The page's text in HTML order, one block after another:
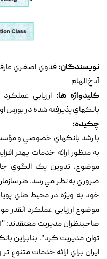
نویسندگان:فدوي اصغري
آدخ الهام
کلیدواژه ها: ارزيابي
بانکهاي پذيرفته شده در بورس
چکیده:
با رشد بانکهاي خصوصي و
به منظور ارائه خدمات بهتر
موضوع, تدوين يک الگوي
ضروري به نظر مي رسد. هر
خود به ويژه در محيط هاي پويا
موضوع ارزيابي عملکرد آنقدر
صاحبنظران مديريت معتقدند:
توان مديريت کرد". بنابراين
ايران براي ارائه خدمات